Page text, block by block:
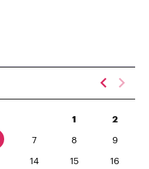
1 2
7 8 9
14 15 16